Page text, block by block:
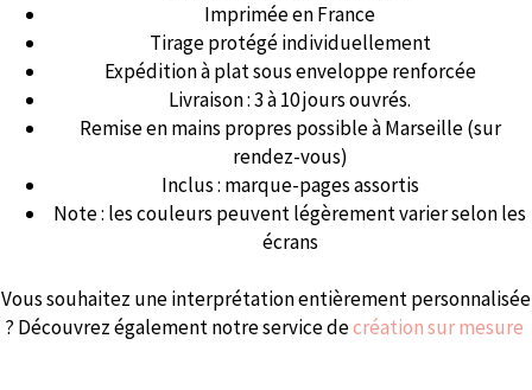
Imprimée en France
Tirage protégé individuellement
Expédition à plat sous enveloppe renforcée
Livraison : 3 à 10 jours ouvrés.
Remise en mains propres possible à Marseille (sur
rendez-vous)
Inclus : marque-pages assortis
Note : les couleurs peuvent légèrement varier selon les
écrans
Vous souhaitez une interprétation entièrement personnalisée
? Découvrez également notre service decréation sur mesure